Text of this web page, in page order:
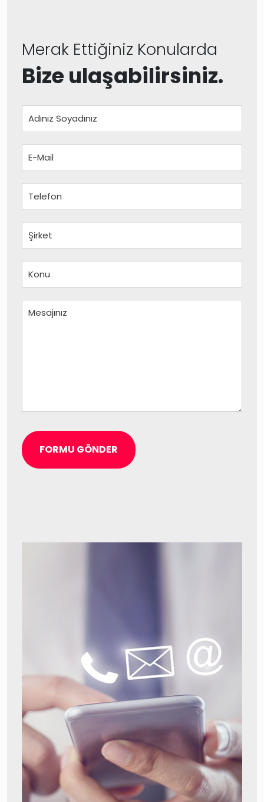
Merak Ettiğiniz Konularda
Bize ulaşabilirsiniz.
FORMU GÖNDER